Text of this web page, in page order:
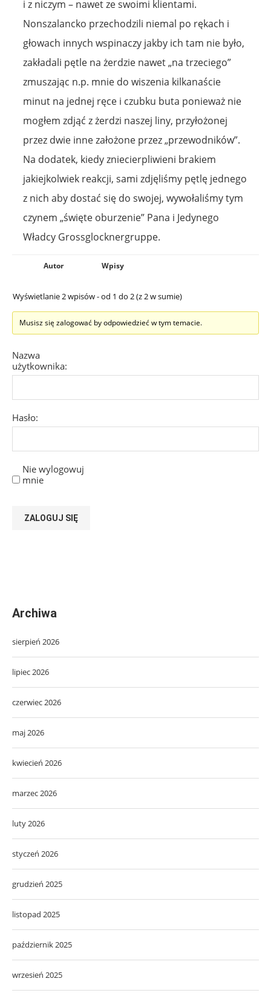
i z niczym – nawet ze swoimi klientami.
Nonszalancko przechodzili niemal po rękach i
głowach innych wspinaczy jakby ich tam nie było,
zakładali pętle na żerdzie nawet „na trzeciego”
zmuszając n.p. mnie do wiszenia kilkanaście
minut na jednej ręce i czubku buta ponieważ nie
mogłem zdjąć z żerdzi naszej liny, przyłożonej
przez dwie inne założone przez „przewodników”.
Na dodatek, kiedy zniecierpliwieni brakiem
jakiejkolwiek reakcji, sami zdjęliśmy pętlę jednego
z nich aby dostać się do swojej, wywołaliśmy tym
czynem „święte oburzenie” Pana i Jedynego
Władcy Grossglocknergruppe.
Autor Wpisy
Wyświetlanie 2 wpisów - od 1 do 2 (z 2 w sumie)
Musisz się zalogować by odpowiedzieć w tym temacie.
Nazwa
użytkownika:
Hasło:
Nie wylogowuj
mnie
ZALOGUJ SIĘ
Archiwa
sierpień 2026
lipiec 2026
czerwiec 2026
maj 2026
kwiecień 2026
marzec 2026
luty 2026
styczeń 2026
grudzień 2025
listopad 2025
październik 2025
wrzesień 2025